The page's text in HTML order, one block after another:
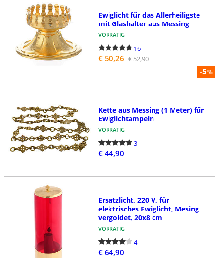
-5%
Ewiglicht fűr das Allerheiligste
mit Glashalter aus Messing
VORRÄTIG
16
€ 50,26 € 52,90
Kette aus Messing (1 Meter) fűr
Ewiglichtampeln
VORRÄTIG
3
€ 44,90
Ersatzlicht, 220 V, für
elektrisches Ewiglicht, Mesing
vergoldet, 20x8 cm
VORRÄTIG
4
€ 64,90